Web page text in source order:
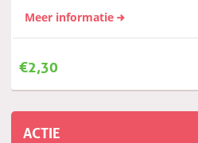
Meer informatie
€2,30
ACTIE